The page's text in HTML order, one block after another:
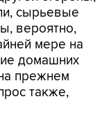
сырьевые
вероятно,
мере на
домашних
прежнем
также,